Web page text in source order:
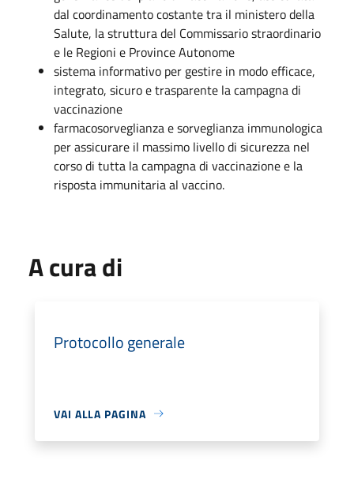
dal coordinamento costante tra il ministero della
Salute, la struttura del Commissario straordinario
e le Regioni e Province Autonome
sistema informativo per gestire in modo efficace,
integrato, sicuro e trasparente la campagna di
vaccinazione
farmacosorveglianza e sorveglianza immunologica
per assicurare il massimo livello di sicurezza nel
corso di tutta la campagna di vaccinazione e la
risposta immunitaria al vaccino.
A cura di
Protocollo generale
VAI ALLA PAGINA